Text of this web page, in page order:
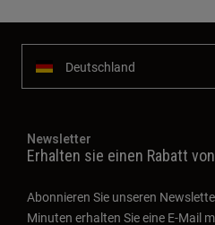
Deutschland
Newsletter
Erhalten sie einen Rabatt
Abonnieren Sie unseren
Minuten erhalten Sie eine E-Mail